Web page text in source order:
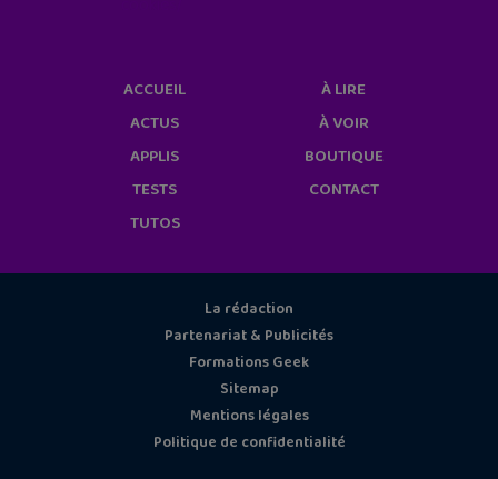
ACCUEIL
ACTUS
APPLIS
TESTS
TUTOS
À LIRE
À VOIR
BOUTIQUE
CONTACT
La rédaction
Partenariat & Publicités
Formations Geek
Sitemap
Mentions légales
Politique de confidentialité